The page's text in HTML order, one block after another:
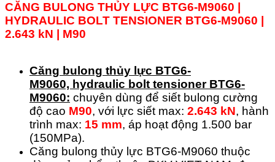
CĂNG BULONG THỦY LỰC BTG6-M9060 |
HYDRAULIC BOLT TENSIONER BTG6-M9060
2.643 kN | M90
Căng bulong thủy lực BTG6-
M9060, hydraulic bolt tensioner BTG6-
M9060: chuyên dùng để siết bulong cường
độ cao M90, với lực siết max: 2.643 kN, hành
trình max: 15 mm, áp hoạt động 1.500 bar
(150MPa).
Căng bulong thủy lực BTG6-M9060 thuộc